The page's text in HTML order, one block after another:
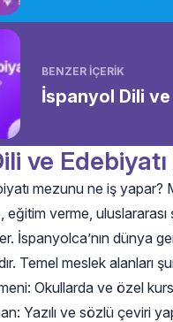
BENZER İÇERİK
İspanyol Dili
ve
mezunu ne iş
eğitim verme,
İspanyolca’nın dünya
Temel meslek alanları
Okullarda ve özel
Yazılı ve sözlü çeviri